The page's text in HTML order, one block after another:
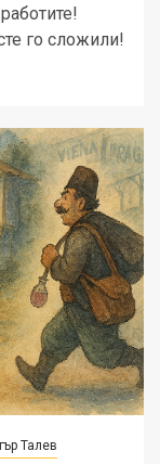
го сложили!
Талев